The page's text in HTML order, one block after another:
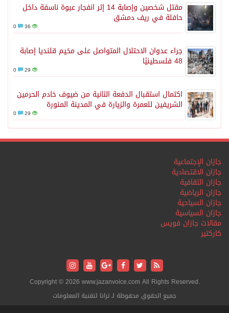
مقتل شخصين وإصابة 14 إثر انفجار عبوة ناسفة داخل
حافلة في ريف دمشق
36
جراء عدوان الاحتلال المتواصل على مخيم قلنديا إصابة
48 فلسطينيًا
29
اكتمال استقبال الدفعة الثانية من ضيوف خادم الحرمين
الشريفين للعمرة والزيارة في المدينة المنورة
29
جازان الإجتماعية
جازان الاقتصادية
جازان الثقافية
جازان الرياضية
جازان السياحية
جازان السياسية
مقالات جازان فويس
كاركتير
Copyright © 2026 www.jazanvoice.com All Rights Reserved.
جميع الحقوق محفوظة لـ ترانا لتقنية المعلومات